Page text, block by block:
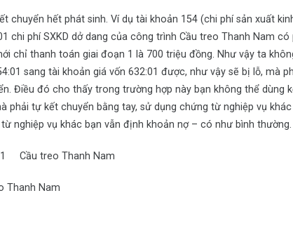
chuyển hết phát sinh. Ví dụ tài khoản 154 (chi phí sản xuất
chi phí SXKD dở dang của công trình Cầu treo Thanh Nam có
chỉ thanh toán giai đoạn 1 là 700 triệu đồng. Như vậy ta
sang tài khoản giá vốn 632:01 được, như vậy sẽ bị lỗ, mà
Điều đó cho thấy trong trường hợp này bạn không thể dùng
phải tự kết chuyển bằng tay, sử dụng chứng từ nghiệp vụ
nghiệp vụ khác bạn vẫn định khoản nợ – có như bình thường.
Cầu treo Thanh Nam
Nam